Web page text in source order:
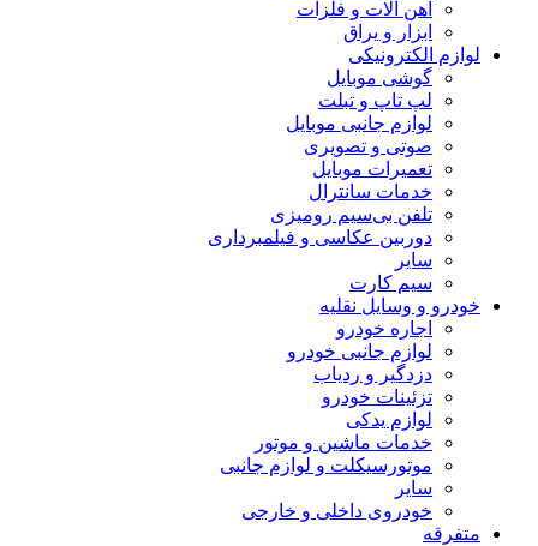
آهن آلات و فلزات
ابزار و یراق
لوازم الکترونیکی
گوشی موبایل
لپ تاپ و تبلت
لوازم جانبی موبایل
صوتی و تصویری
تعمیرات موبایل
خدمات سانترال
تلفن بی‌سیم رومیزی
دوربین عکاسی و فیلمبرداری
سایر
سیم کارت
خودرو و وسایل نقلیه
اجاره خودرو
لوازم جانبی خودرو
دزدگیر و ردیاب
تزئینات خودرو
لوازم یدکی
خدمات ماشین و موتور
موتورسیکلت و لوازم جانبی
سایر
خودروی داخلی و خارجی
متفرقه